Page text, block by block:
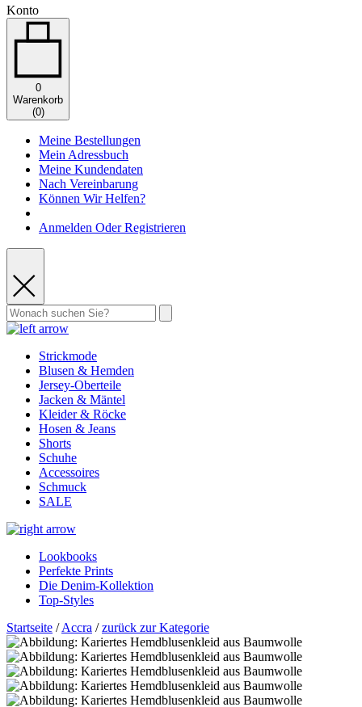
Konto
0
Warenkorb
(0)
Meine Bestellungen
Mein Adressbuch
Meine Kundendaten
Nach Vereinbarung
Können Wir Helfen?
Anmelden Oder Registrieren
Strickmode
Blusen & Hemden
Jersey-Oberteile
Jacken & Mäntel
Kleider & Röcke
Hosen & Jeans
Shorts
Schuhe
Accessoires
Schmuck
SALE
Lookbooks
Perfekte Prints
Die Denim-Kollektion
Top-Styles
Startseite /Accra /zurück zur Kategorie